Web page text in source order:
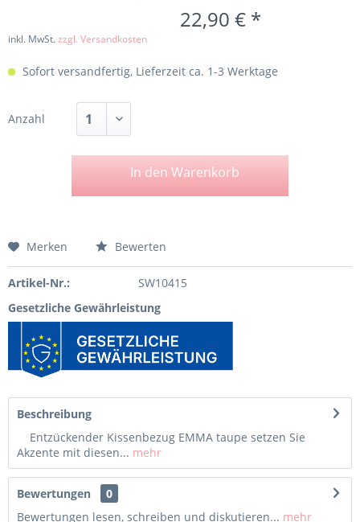
22,90 € *
inkl. MwSt.zzgl. Versandkosten
Sofort versandfertig, Lieferzeit ca. 1-3 Werktage
Anzahl
In den Warenkorb
Merken Bewerten
Artikel-Nr.:
SW10415
Gesetzliche Gewährleistung
Beschreibung
Entzückender Kissenbezug EMMA taupe setzen Sie
Akzente mit diesen... mehr
Bewertungen
0
Bewertungen lesen, schreiben und diskutieren... mehr